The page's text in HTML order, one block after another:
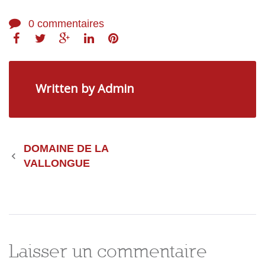
0 commentaires
Facebook
TwitterGoogle+
LinkedInPinterest
Written byAdmin
Navigation
de
DOMAINE DE LA
VALLONGUE
Laisser un commentaire